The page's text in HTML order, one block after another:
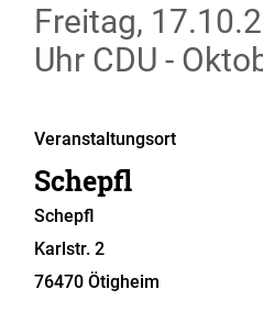
Freitag,
Uhr CDU -
Veranstaltungsort
Schepfl
Schepfl
Karlstr. 2
76470 Ötigheim